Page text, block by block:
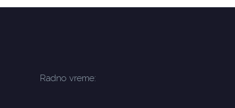
Radno vreme: